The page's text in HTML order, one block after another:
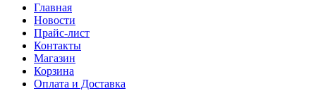
Главная
Новости
Прайс-лист
Контакты
Магазин
Корзина
Оплата и Доставка